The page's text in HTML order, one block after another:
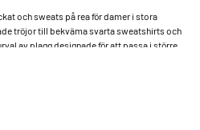
och sweats på rea för damer i stora
tröjor till bekväma svarta sweatshirts och
av plagg designade för att passa i större
stiliga och funktionella plagg till
tillfällen.